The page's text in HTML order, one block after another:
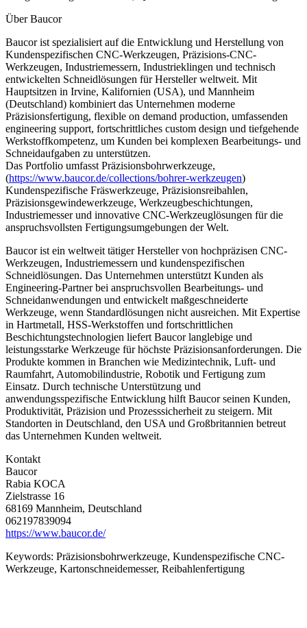
Über Baucor
Baucor ist spezialisiert auf die Entwicklung und Herstellung von
Kundenspezifischen CNC-Werkzeugen, Präzisions-CNC-
Werkzeugen, Industriemessern, Industrieklingen und technisch
entwickelten Schneidlösungen für Hersteller weltweit. Mit
Hauptsitzen in Irvine, Kalifornien (USA), und Mannheim
(Deutschland) kombiniert das Unternehmen moderne
Präzisionsfertigung, flexible on demand production, umfassenden
engineering support, fortschrittliches custom design und tiefgehende
Werkstoffkompetenz, um Kunden bei komplexen Bearbeitungs- und
Schneidaufgaben zu unterstützen.
Das Portfolio umfasst Präzisionsbohrwerkzeuge,
(https://www.baucor.de/collections/bohrer-werkzeugen)
Kundenspezifische Fräswerkzeuge, Präzisionsreibahlen,
Präzisionsgewindewerkzeuge, Werkzeugbeschichtungen,
Industriemesser und innovative CNC-Werkzeuglösungen für die
anspruchsvollsten Fertigungsumgebungen der Welt.
Baucor ist ein weltweit tätiger Hersteller von hochpräzisen CNC-
Werkzeugen, Industriemessern und kundenspezifischen
Schneidlösungen. Das Unternehmen unterstützt Kunden als
Engineering-Partner bei anspruchsvollen Bearbeitungs- und
Schneidanwendungen und entwickelt maßgeschneiderte
Werkzeuge, wenn Standardlösungen nicht ausreichen. Mit Expertise
in Hartmetall, HSS-Werkstoffen und fortschrittlichen
Beschichtungstechnologien liefert Baucor langlebige und
leistungsstarke Werkzeuge für höchste Präzisionsanforderungen. Die
Produkte kommen in Branchen wie Medizintechnik, Luft- und
Raumfahrt, Automobilindustrie, Robotik und Fertigung zum
Einsatz. Durch technische Unterstützung und
anwendungsspezifische Entwicklung hilft Baucor seinen Kunden,
Produktivität, Präzision und Prozesssicherheit zu steigern. Mit
Standorten in Deutschland, den USA und Großbritannien betreut
das Unternehmen Kunden weltweit.
Kontakt
Baucor
Rabia KOCA
Zielstrasse 16
68169 Mannheim, Deutschland
062197839094
https://www.baucor.de/
Keywords: Präzisionsbohrwerkzeuge, Kundenspezifische CNC-
Werkzeuge, Kartonschneidemesser, Reibahlenfertigung